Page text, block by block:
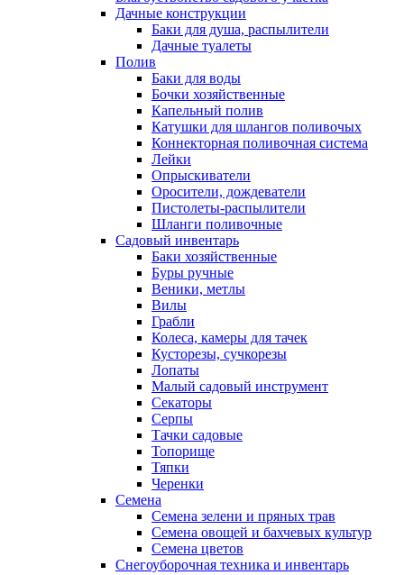
Дачные конструкции
Баки для душа, распылители
Дачные туалеты
Полив
Баки для воды
Бочки хозяйственные
Капельный полив
Катушки для шлангов поливочых
Коннекторная поливочная система
Лейки
Опрыскиватели
Оросители, дождеватели
Пистолеты-распылители
Шланги поливочные
Садовый инвентарь
Баки хозяйственные
Буры ручные
Веники, метлы
Вилы
Грабли
Колеса, камеры для тачек
Кусторезы, сучкорезы
Лопаты
Малый садовый инструмент
Секаторы
Серпы
Тачки садовые
Топорище
Тяпки
Черенки
Семена
Семена зелени и пряных трав
Семена овощей и бахчевых культур
Семена цветов
Снегоуборочная техника и инвентарь